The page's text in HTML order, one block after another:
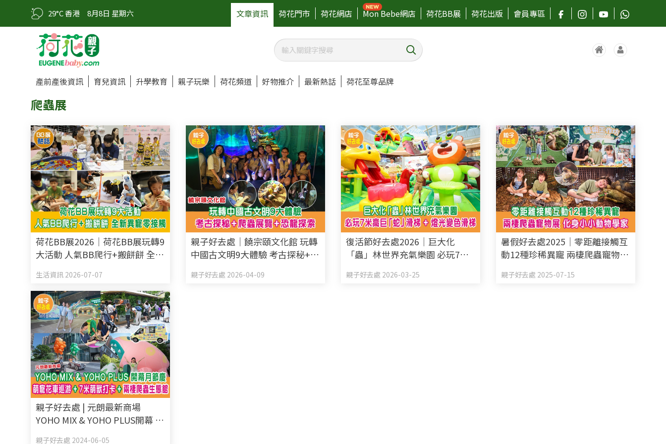
29°C 香港 8月8日 星期六 文章資訊 荷花門市 荷花網店 Mon Bebe網店 荷花BB展 荷花出版 會員專區
產前產後資訊 育兒資訊 升學教育 親子玩樂 荷花頻道 好物推介 最新熱話 荷花至尊品牌
爬蟲展
荷花BB展2026｜荷花BB展玩轉9
大活動 人氣BB爬行+搬餅餅 全新
生活資訊 2026-07-07
親子好去處｜饒宗頤文化館 玩轉
中國古文明9大體驗 考古探秘+爬
親子好去處 2026-04-09
復活節好去處2026｜巨大化
「蟲」林世界充氣樂園 必玩7米
親子好去處 2026-03-25
暑假好去處2025｜零距離接觸互
動12種珍稀異寵 兩棲爬蟲寵物展
親子好去處 2025-07-15
親子好去處 | 元朗最新商場
YOHO MIX & YOHO PLUS開幕 萌
親子好去處 2024-06-05